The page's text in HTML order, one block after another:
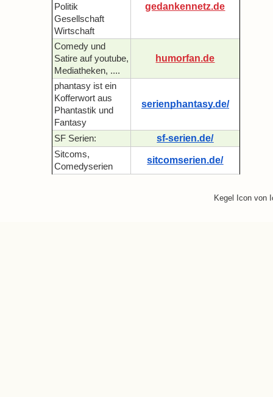
Politik
Gesellschaft
Wirtschaft
gedankennetz.de
Comedy und
Satire auf youtube,
Mediatheken, ....
humorfan.de
phantasy ist ein
Kofferwort aus
Phantastik und
Fantasy
serienphantasy.de/
SF Serien: sf-serien.de/
Sitcoms,
Comedyserien
sitcomserien.de/
Kegel Icon von